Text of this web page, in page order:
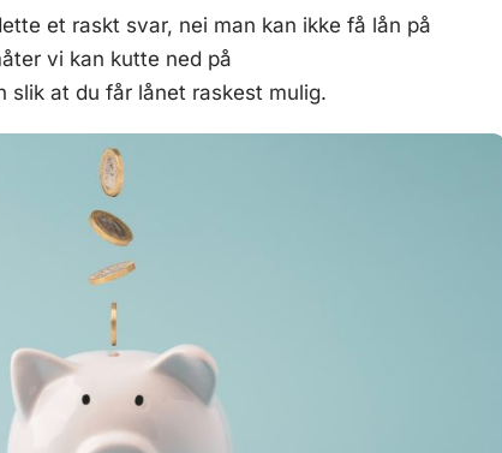
et raskt svar, nei man kan ikke få lån på
vi kan kutte ned på
slik at du får lånet raskest mulig.